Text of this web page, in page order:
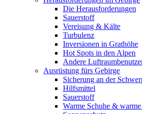
Die Herausforderungen
Sauerstoff
Vereisung & Kälte
Turbulenz
Inversionen in Grathöhe
Hot Spots in den Alpen
Andere
Ausrüstung fürs Gebirge
Sicherung an der
Hilfsmittel
Sauerstoff
Warme Schuhe &